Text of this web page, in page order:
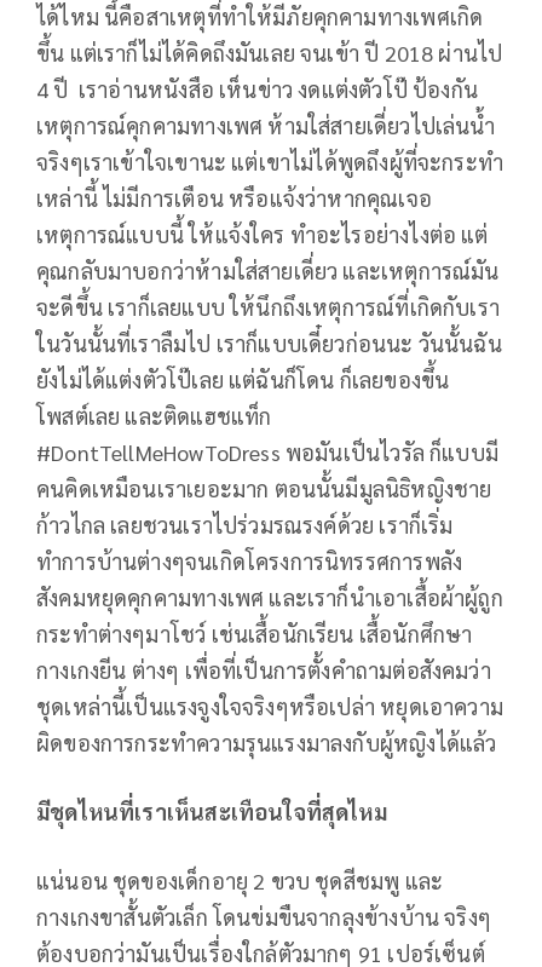
ได้ไหม นี้คือสาเหตุที่ทำให้มีภัยคุกคามทางเพศเกิด
ขึ้น แต่เราก็ไม่ได้คิดถึงมันเลย จนเข้า ปี 2018 ผ่านไป
4 ปี เราอ่านหนังสือ เห็นข่าว งดแต่งตัวโป๊ ป้องกัน
เหตุการณ์คุกคามทางเพศ ห้ามใส่สายเดี่ยวไปเล่นน้ำ
จริงๆเราเข้าใจเขานะ แต่เขาไม่ได้พูดถึงผู้ที่จะกระทำ
เหล่านี้ ไม่มีการเตือน หรือแจ้งว่าหากคุณเจอ
เหตุการณ์แบบนี้ ให้แจ้งใคร ทำอะไรอย่างไงต่อ แต่
คุณกลับมาบอกว่าห้ามใส่สายเดี่ยว และเหตุการณ์มัน
จะดีขึ้น เราก็เลยแบบ ให้นึกถึงเหตุการณ์ที่เกิดกับเรา
ในวันนั้นที่เราลืมไป เราก็แบบเดี๋ยวก่อนนะ วันนั้นฉัน
ยังไม่ได้แต่งตัวโป๊เลย แต่ฉันก็โดน ก็เลยของขึ้น
โพสต์เลย และติดแฮชแท็ก
#DontTellMeHowToDress พอมันเป็นไวรัล ก็แบบมี
คนคิดเหมือนเราเยอะมาก ตอนนั้นมีมูลนิธิหญิงชาย
ก้าวไกล เลยชวนเราไปร่วมรณรงค์ด้วย เราก็เริ่ม
ทำการบ้านต่างๆจนเกิดโครงการนิทรรศการพลัง
สังคมหยุดคุกคามทางเพศ และเราก็นำเอาเสื้อผ้าผู้ถูก
กระทำต่างๆมาโชว์ เช่นเสื้อนักเรียน เสื้อนักศึกษา
กางเกงยีน ต่างๆ เพื่อที่เป็นการตั้งคำถามต่อสังคมว่า
ชุดเหล่านี้เป็นแรงจูงใจจริงๆหรือเปล่า หยุดเอาความ
ผิดของการกระทำความรุนแรงมาลงกับผู้หญิงได้แล้ว
มีชุดไหนที่เราเห็นสะเทือนใจที่สุดไหม
แน่นอน ชุดของเด็กอายุ 2 ขวบ ชุดสีชมพู และ
กางเกงขาสั้นตัวเล็ก โดนข่มขืนจากลุงข้างบ้าน จริงๆ
ต้องบอกว่ามันเป็นเรื่องใกล้ตัวมากๆ 91 เปอร์เซ็นต์